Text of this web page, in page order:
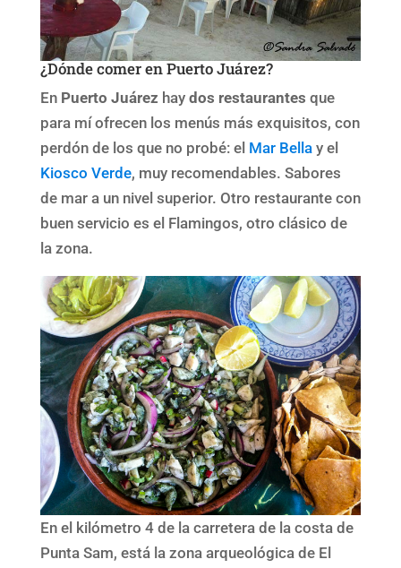
¿Dónde comer en Puerto Juárez?
En Puerto Juárez hay dos restaurantes que
para mí ofrecen los menús más exquisitos, con
perdón de los que no probé: el Mar Bellay el
Kiosco Verde, muy recomendables. Sabores
de mar a un nivel superior. Otro restaurante con
buen servicio es el Flamingos, otro clásico de
la zona.
En el kilómetro 4 de la carretera de la costa de
Punta Sam, está la zona arqueológica de El